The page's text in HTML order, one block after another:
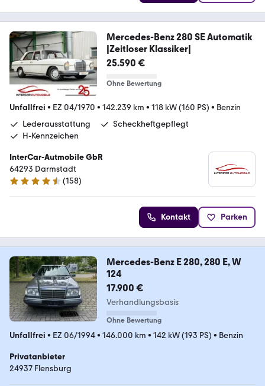
Mercedes-Benz 280 SE Automatik
|Zeitloser Klassiker|
25.590 €
Ohne Bewertung
Unfallfrei • EZ 04/1970 • 142.239 km • 118 kW (160 PS) • Benzin
Lederausstattung
Scheckheftgepflegt
H-Kennzeichen
InterCar-Autmobile GbR
64293 Darmstadt
4.6 Sterne
(158)
Kontakt Parken
Mercedes-Benz E 280, 280 E, W
124
17.900 €
Verhandlungsbasis
Ohne Bewertung
Unfallfrei • EZ 06/1994• 146.000 km • 142 kW (193 PS) • Benzin
Privatanbieter
24937 Flensburg